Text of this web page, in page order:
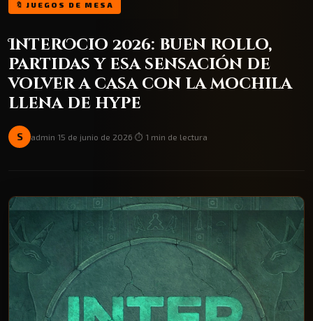
🔖 JUEGOS DE MESA
InterOcio 2026: buen rollo,
partidas y esa sensación de
volver a casa con la mochila
llena de hype
S admin 15 de junio de 2026 ⏱️ 1 min de lectura